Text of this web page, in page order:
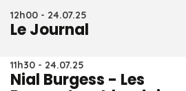
12h00 - 24.07.25
Le Journal
11h30 - 24.07.25
Nial Burgess - Les